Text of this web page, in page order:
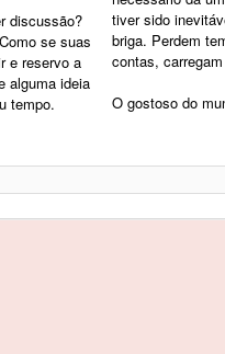
discussão?
se suas
e reservo a
alguma ideia
tempo.
tiver sido
briga. Perdem
contas,
O gostoso do